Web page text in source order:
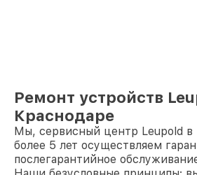
Ремонт устройств
Краснодаре
Мы, сервисный центр Leupold в
более 5 лет осуществляем
послегарантийное